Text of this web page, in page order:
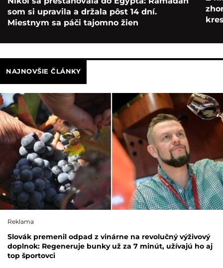
som si upravila a držala pôst 14 dní.
Miestnym sa páči tajomno žien
NAJNOVŠIE ČLÁNKY
Reklama
Slovák premenil odpad z vinárne na revolučný výživový
doplnok: Regeneruje bunky už za 7 minút, užívajú ho aj
top športovci